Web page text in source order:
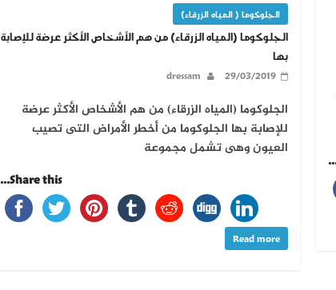
الجلوكوما ( المياه الزرقاء)
الجلوكوما (المياه الزرقاء) من هم الأشخاص الأكثر عرضة للإصابة
بها
29/03/2019
dressam
الجلوكوما (المياه الزرقاء) من هم الأشخاص الأكثر عرضة
للإصابة بها الجلوكوما من أخطر الأمراض التى تصيب
العيون وهى تشمل مجموعة
Share this...
Read more